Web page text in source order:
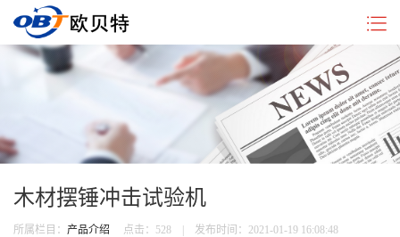
木材摆锤冲击试验机
所属栏目： 产品介绍 点击： 528 | 发布时间：2021-01-19 16:08:48